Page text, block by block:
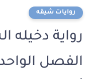
روايات شيقه
رواية دخيله